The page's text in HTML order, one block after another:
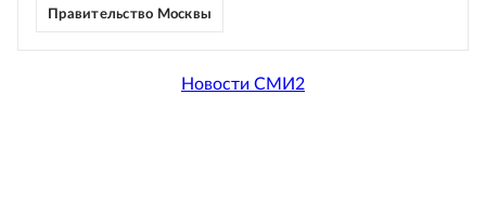
Правительство Москвы
Новости СМИ2